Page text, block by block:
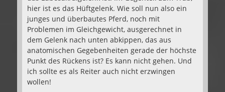
hier ist es das Hüftgelenk. Wie soll nun also ein
junges und überbautes Pferd, noch mit
Problemen im Gleichgewicht, ausgerechnet in
dem Gelenk nach unten abkippen, das aus
anatomischen Gegebenheiten gerade der höchste
Punkt des Rückens ist? Es kann nicht gehen. Und
ich sollte es als Reiter auch nicht erzwingen
wollen!